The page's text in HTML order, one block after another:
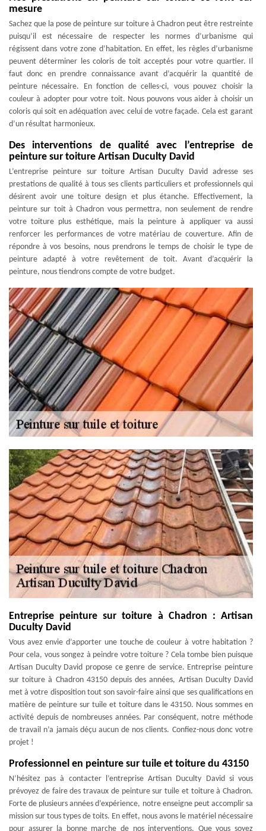
mesure
Sachez que la pose de peinture sur toiture à Chadron peut être restreinte
puisqu’il est nécessaire de respecter les normes d’urbanisme qui
régissent dans votre zone d’habitation. En effet, les règles d’urbanisme
peuvent déterminer les coloris de toit acceptés pour votre quartier. Il
faut donc en prendre connaissance avant d’acquérir la quantité de
peinture nécessaire. En fonction de celles-ci, vous pouvez choisir la
couleur à adopter pour votre toit. Nous pouvons vous aider à choisir un
coloris qui soit en adéquation avec celui de votre façade. Cela est garant
d’un résultat harmonieux.
Des interventions de qualité avec l’entreprise de
peinture sur toiture Artisan Duculty David
L’entreprise peinture sur toiture Artisan Duculty David adresse ses
prestations de qualité à tous ses clients particuliers et professionnels qui
désirent avoir une toiture design et plus étanche. Effectivement, la
peinture sur toit à Chadron vous permettra, non seulement de rendre
votre toiture plus esthétique, mais la peinture à appliquer va aussi
renforcer les performances de votre matériau de couverture. Afin de
répondre à vos besoins, nous prendrons le temps de choisir le type de
peinture adapté à votre revêtement de toit. Avant d’acquérir la
peinture, nous tiendrons compte de votre budget.
Entreprise peinture sur toiture à Chadron : Artisan
Duculty David
Vous avez envie d’apporter une touche de couleur à votre habitation ?
Pour cela, vous songez à peindre votre toiture ? Cela tombe bien puisque
Artisan Duculty David propose ce genre de service. Entreprise peinture
sur toiture à Chadron 43150 depuis des années, Artisan Duculty David
met à votre disposition tout son savoir-faire ainsi que ses qualifications en
matière de peinture sur tuile et toiture dans le 43150. Nous sommes en
activité depuis de nombreuses années. Par conséquent, notre méthode
de travail n’a jamais déçu aucun de nos clients. Confiez-nous donc votre
projet !
Professionnel en peinture sur tuile et toiture du 43150
N’hésitez pas à contacter l’entreprise Artisan Duculty David si vous
prévoyez de faire des travaux de peinture sur tuile et toiture à Chadron.
Forte de plusieurs années d’expérience, notre enseigne peut accomplir sa
mission sur tous types de toits. En effet, nous avons le matériel nécessaire
pour assurer la bonne marche de nos interventions. Que vous soyez